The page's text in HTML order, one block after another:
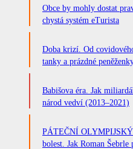
Obce by mohly dostat
chystá systém eTurista
Doba krizí. Od
tanky a prázdné
Babišova éra. Jak
národ vedví (2013–2021)
PÁTEČNÍ
bolest. Jak Roman